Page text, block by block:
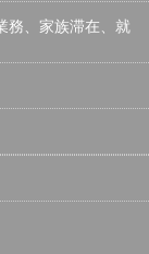
、家族滞在、就